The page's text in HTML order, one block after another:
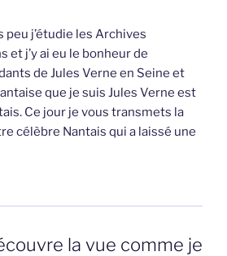
j’étudie les Archives
et j’y ai eu le bonheur de
de Jules Verne en Seine et
que je suis Jules Verne est
Ce jour je vous transmets la
célèbre Nantais qui a laissé une
la vue comme je